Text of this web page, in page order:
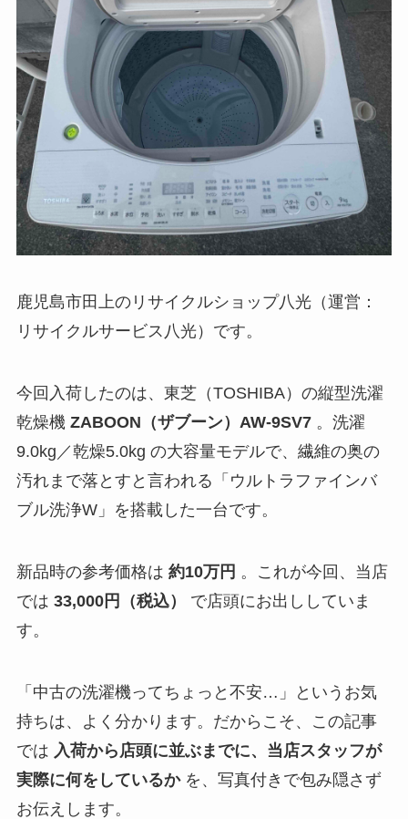
鹿児島市田上のリサイクルショップ八光（運営：
リサイクルサービス八光）です。
今回入荷したのは、東芝（TOSHIBA）の縦型洗濯
乾燥機 ZABOON（ザブーン）AW-9SV7。洗濯
9.0kg／乾燥5.0kg の大容量モデルで、繊維の奥の
汚れまで落とすと言われる「ウルトラファインバ
ブル洗浄W」を搭載した一台です。
新品時の参考価格は 約10万円 。これが今回、当店
では 33,000円（税込）
で店頭にお出ししていま
す。
「中古の洗濯機ってちょっと不安…」というお気
持ちは、よく分かります。だからこそ、この記事
では 入荷から店頭に並ぶまでに、当店スタッフが
実際に何をしているかを、写真付きで包み隠さず
お伝えします。